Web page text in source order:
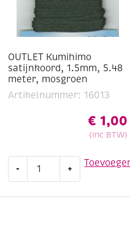
OUTLET Kumihimo
satijnkoord, 1.5mm, 5.48
meter, mosgroen
Artikelnummer: 16013
€ 1,00
(Inc BTW)
-
Kumihimo
+